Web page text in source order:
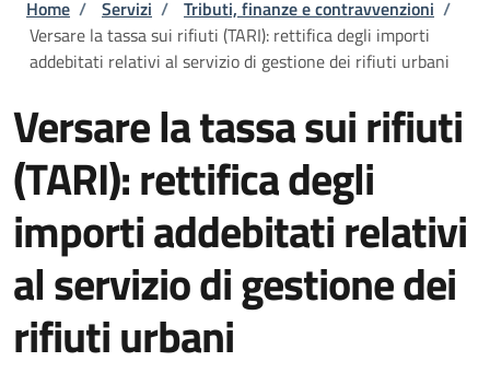
Home / Servizi / Tributi, finanze e contravvenzioni /
Versare la tassa sui rifiuti (TARI): rettifica degli importi
addebitati relativi al servizio di gestione dei rifiuti urbani
Versare la tassa sui rifiuti
(TARI): rettifica degli
importi addebitati relativi
al servizio di gestione dei
rifiuti urbani